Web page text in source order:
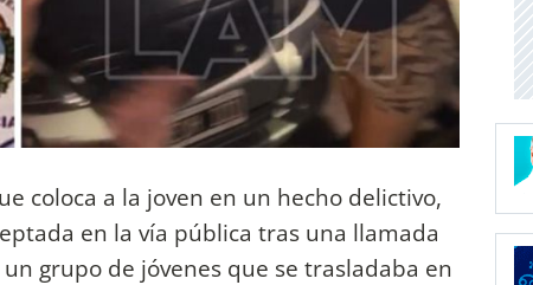
coloca a la joven en un hecho delictivo,
en la vía pública tras una llamada
grupo de jóvenes que se trasladaba en